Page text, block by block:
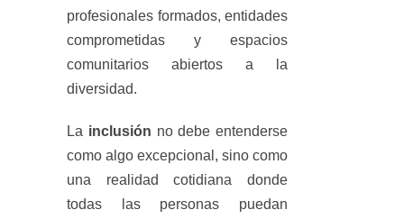
profesionales formados, entidades
comprometidas y espacios
comunitarios abiertos a la
diversidad.
La inclusión no debe entenderse
como algo excepcional, sino como
una realidad cotidiana donde
todas las personas puedan